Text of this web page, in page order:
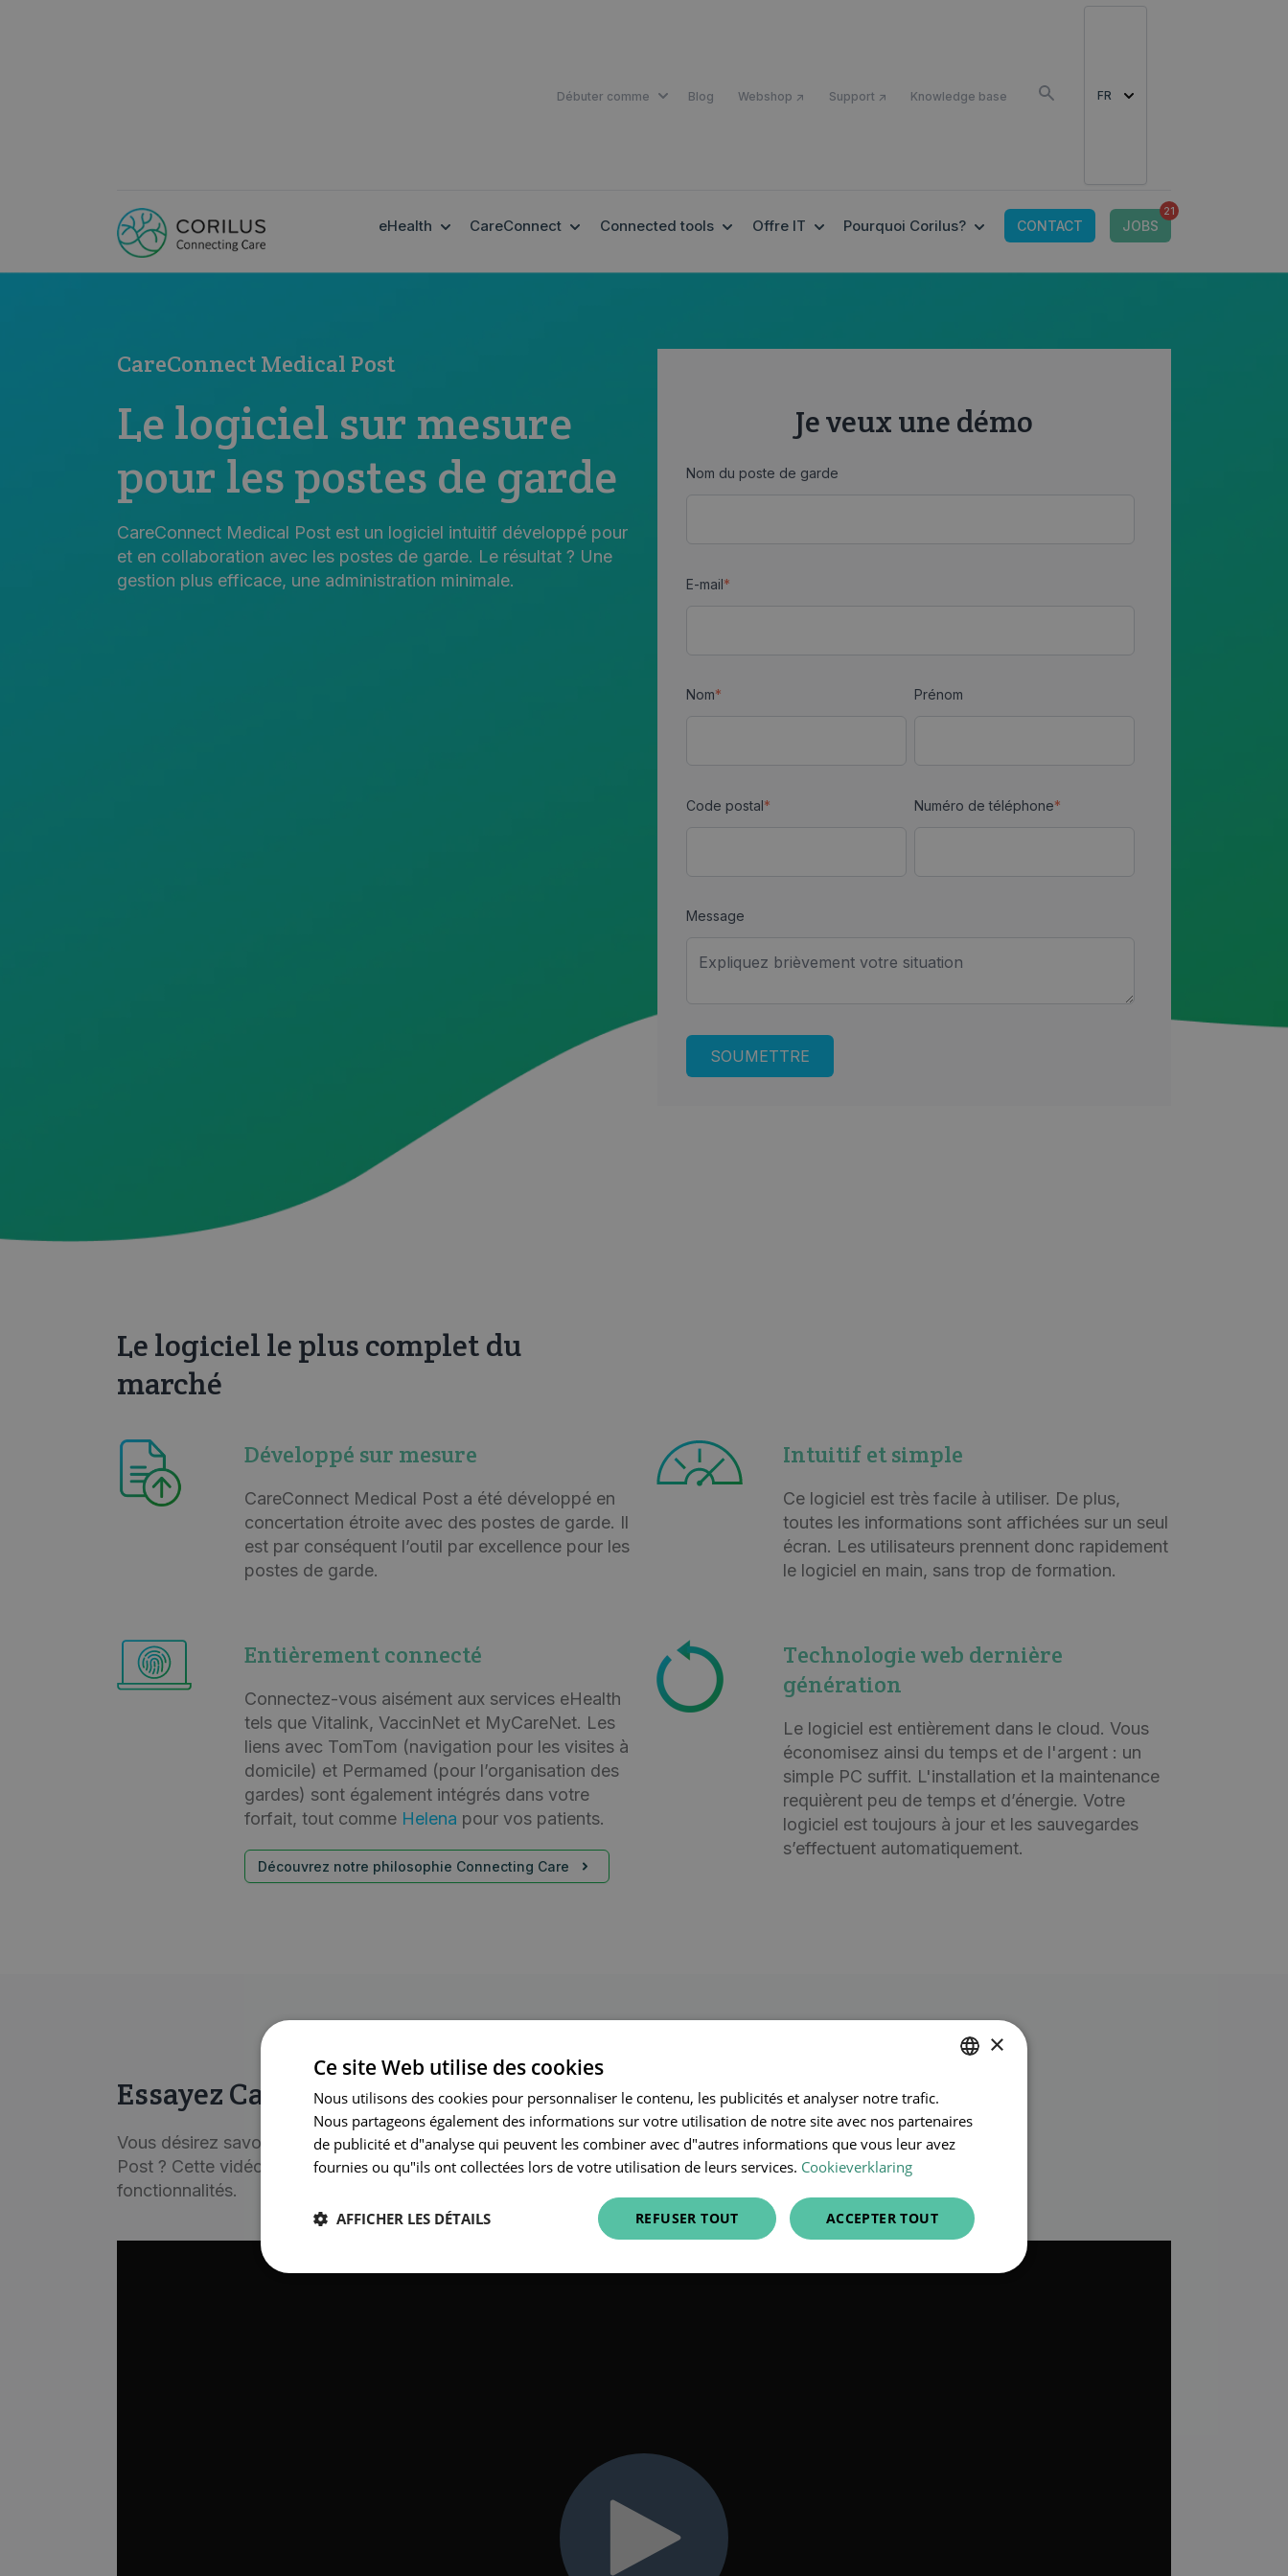
Débuter comme SHOW SUBMENU FOR DÉBUTER COMME
Blog Webshop ↗ Support ↗ Knowledge base FR
eHealth SHOW SUBMENU FOR EHEALTH
CareConnect SHOW SUBMENU FOR CARECONNECT
Connected tools SHOW SUBMENU FOR CONNECTED TOOLS
Offre IT SHOW SUBMENU FOR OFFRE IT
Pourquoi Corilus? SHOW SUBMENU FOR POURQUOI CORILUS?
CONTACT JOBS
21
CareConnect Medical Post
Le logiciel sur mesure
pour les postes de garde
CareConnect Medical Post est un logiciel intuitif développé pour
et en collaboration avec les postes de garde. Le résultat ? Une
gestion plus efficace, une administration minimale.
Je veux une démo
Nom du poste de garde
E-mail*
Nom* Prénom
Code postal* Numéro de téléphone*
Message
Le logiciel le plus complet du
marché
Développé sur mesure
CareConnect Medical Post a été développé en
concertation étroite avec des postes de garde. Il
est par conséquent l’outil par excellence pour les
postes de garde.
Intuitif et simple
Ce logiciel est très facile à utiliser. De plus,
toutes les informations sont affichées sur un seul
écran. Les utilisateurs prennent donc rapidement
le logiciel en main, sans trop de formation.
Entièrement connecté
Connectez-vous aisément aux services eHealth
tels que Vitalink, VaccinNet et MyCareNet. Les
liens avec TomTom (navigation pour les visites à
domicile) et Permamed (pour l’organisation des
gardes) sont également intégrés dans votre
forfait, tout comme Helena pour vos patients.
Découvrez notre philosophie Connecting Care
Technologie web dernière
génération
Le logiciel est entièrement dans le cloud. Vous
économisez ainsi du temps et de l'argent : un
simple PC suffit. L'installation et la maintenance
requièrent peu de temps et d’énergie. Votre
logiciel est toujours à jour et les sauvegardes
s’effectuent automatiquement.
Essayez CareConnect Medical Post
Vous désirez savoir à quoi ressemble et comment fonctionne CareConnect Medical
Post ? Cette vidéo vous donne un aperçu du logiciel et de ses principales
fonctionnalités.
FRENCH
×
Ce site Web utilise des cookies
Nous utilisons des cookies pour personnaliser le contenu, les publicités et analyser notre trafic.
Nous partageons également des informations sur votre utilisation de notre site avec nos partenaires
de publicité et d"analyse qui peuvent les combiner avec d"autres informations que vous leur avez
fournies ou qu"ils ont collectées lors de votre utilisation de leurs services. Cookieverklaring
ACCEPTER TOUT
REFUSER TOUT
AFFICHER LES DÉTAILS